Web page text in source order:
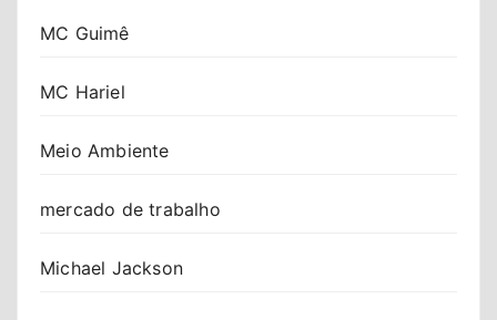
MC Guimê
MC Hariel
Meio Ambiente
mercado de trabalho
Michael Jackson